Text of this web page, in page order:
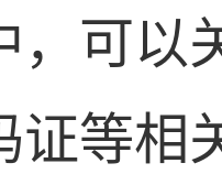
可以
等相